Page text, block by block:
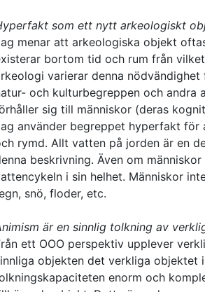
som ett nytt arkeologiskt
menar att arkeologiska objekt
bortom tid och rum från
varierar denna
och kulturbegreppen och andra
sig till människor (deras
använder begreppet hyperfakt
rymd. Allt vatten på jorden är en
beskrivning. Även om
i sin helhet. Människor
snö, floder, etc.
är en sinnlig tolkning av
ett OOO perspektiv upplever
objekten det verkliga objektet
enorm och